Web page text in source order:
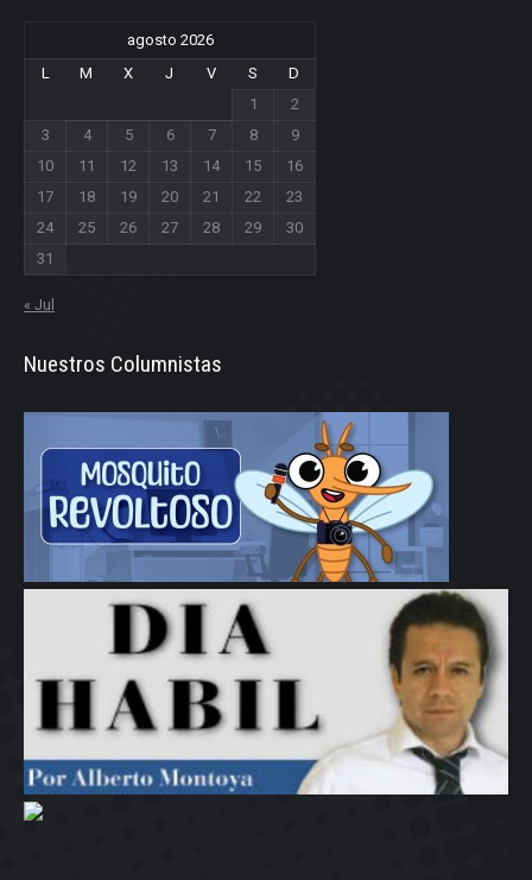
agosto 2026
L
M X J V S
D
1
2
3
4 5 6 7 8
9
10
11 12 13 14 15
16
17
18 19 20 21 22
23
24
25 26 27 28 29
30
31
« Jul
Nuestros Columnistas